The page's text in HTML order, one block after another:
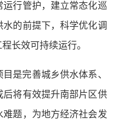
行管护，建立常态化巡
的前提下，科学优化调
长效可持续运行。
是完善城乡供水体系、
将有效提升南部片区供
题，为地方经济社会发